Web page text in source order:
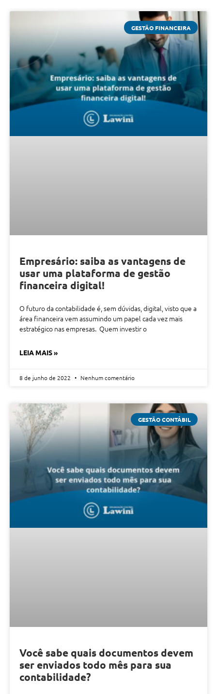
GESTÃO FINANCEIRA
Empresário: saiba as vantagens de
usar uma plataforma de gestão
financeira digital!
O futuro da contabilidade é, sem dúvidas, digital, visto que a
área financeira vem assumindo um papel cada vez mais
estratégico nas empresas. Quem investir o
LEIA MAIS »
8 de junho de 2022 Nenhum comentário
GESTÃO CONTÁBIL
Você sabe quais documentos devem
ser enviados todo mês para sua
contabilidade?